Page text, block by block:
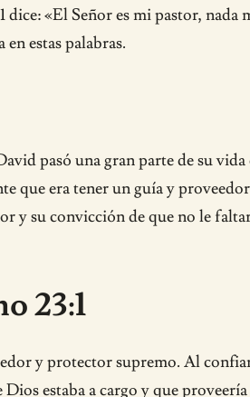
«El Señor es mi pastor, nada
estas palabras.
pasó una gran parte de su
que era tener un guía y
y su convicción de que no le
23:1
y protector supremo. Al
estaba a cargo y que